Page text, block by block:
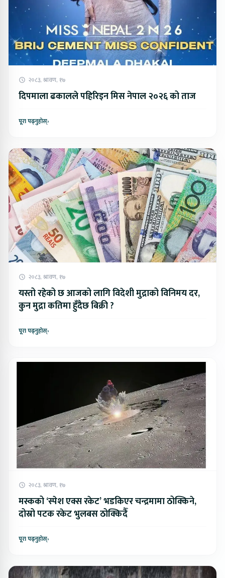
२०८३, श्रावण, १७
दिपमाला ढकालले पहिरिइन मिस नेपाल २०२६ को ताज
पूरा पढ्नुहोस्›
२०८३, श्रावण, १७
यस्तो रहेको छ आजको लागि विदेशी मुद्राको विनिमय दर,
कुन मुद्रा कतिमा हुँदैछ बिक्री ?
पूरा पढ्नुहोस्›
२०८३, श्रावण, १७
मस्कको ‘स्पेश एक्स रकेट’ भडकिएर चन्द्रमामा ठोक्किने,
दोस्रो पटक रकेट भुलबस ठोक्किदैँ
पूरा पढ्नुहोस्›